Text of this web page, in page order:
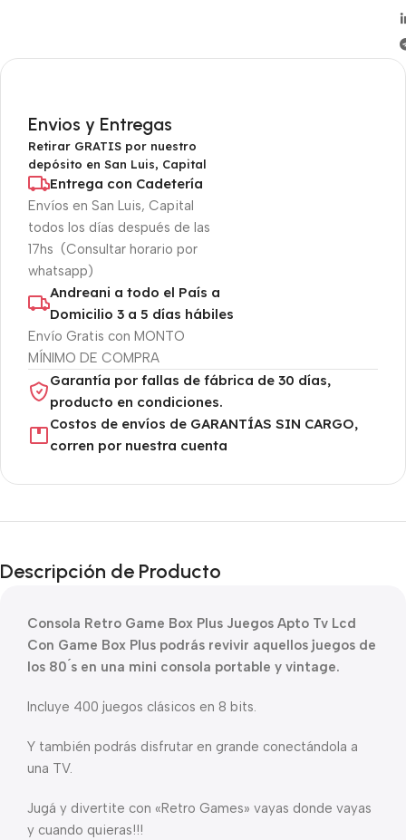
Envios y Entregas
Retirar GRATIS por nuestro
depósito en San Luis, Capital
Entrega con Cadetería
Envíos en San Luis, Capital
todos los días después de las
17hs (Consultar horario por
whatsapp)
Andreani a todo el País a
Domicilio 3 a 5 días hábiles
Envío Gratis con MONTO
MÍNIMO DE COMPRA
Garantía por fallas de fábrica de 30 días,
producto en condiciones.
Costos de envíos de GARANTÍAS SIN CARGO,
corren por nuestra cuenta
Descripción de Producto
Consola Retro Game Box Plus Juegos Apto Tv Lcd
Con Game Box Plus podrás revivir aquellos juegos de
los 80 ́s en una mini consola portable y vintage.
Incluye 400 juegos clásicos en 8 bits.
Y también podrás disfrutar en grande conectándola a
una TV.
Jugá y divertite con «Retro Games» vayas donde vayas
y cuando quieras!!!